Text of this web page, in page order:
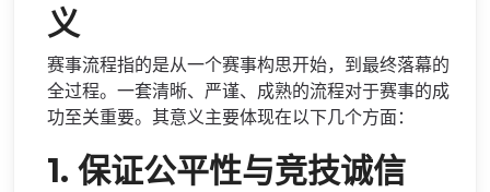
义
赛事流程指的是从一个赛事构思开始，到最终落幕的
全过程。一套清晰、严谨、成熟的流程对于赛事的成
功至关重要。其意义主要体现在以下几个方面：
1. 保证公平性与竞技诚信